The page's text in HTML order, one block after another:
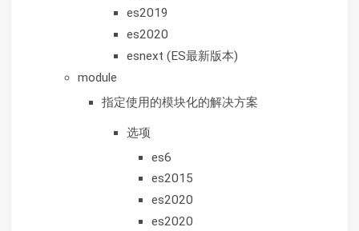
es2019
es2020
esnext (ES最新版本)
module
指定使用的模块化的解决方案
选项
es6
es2015
es2020
es2020